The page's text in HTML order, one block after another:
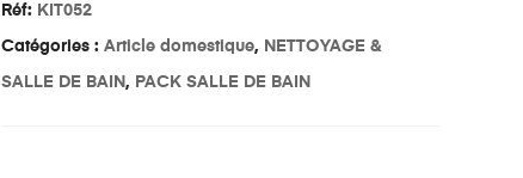
Réf: KIT052
Catégories : Article domestique, NETTOYAGE &
SALLE DE BAIN, PACK SALLE DE BAIN